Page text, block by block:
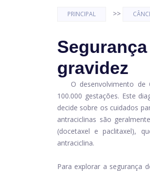
PRINCIPAL >>
gravidez
O desenvolvimento
100.000 gestações. Este
decide sobre os cuidados
antraciclinas são
(docetaxel e paclitaxel),
antraciclina.
Para explorar a segurança